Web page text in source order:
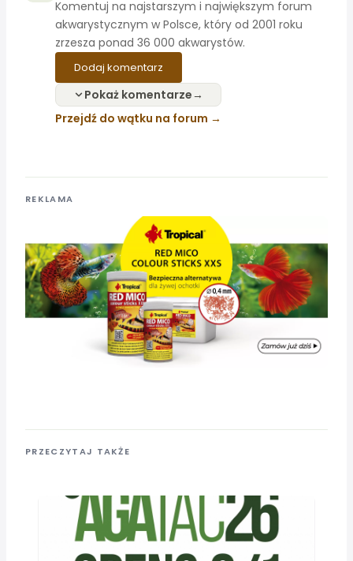
Komentuj na najstarszym i największym forum
akwarystycznym w Polsce, który od 2001 roku
zrzesza ponad 36 000 akwarystów.
Dodaj komentarz
Pokaż komentarze
Przejdź do wątku na forum
REKLAMA
PRZECZYTAJ TAKŻE